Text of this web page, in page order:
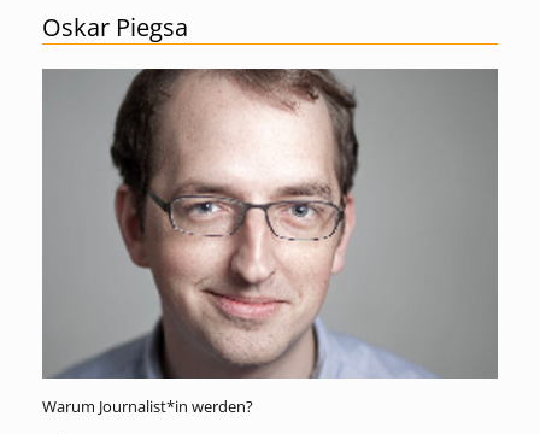
Oskar Piegsa
Warum Journalist*in werden?